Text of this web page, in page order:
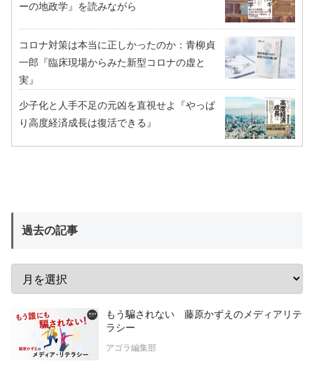
ーの地政学』を読みながら
コロナ対策は本当に正しかったのか：青柳貞
一郎『臨床現場からみた新型コロナの虚と
実』
少子化と人手不足の元凶を直視せよ『やっぱ
り高度経済成長は復活できる』
過去の記事
もう騙されない 藤原かずえのメディアリテ
ラシー
アゴラ編集部